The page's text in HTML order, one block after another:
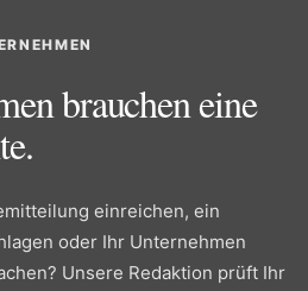
brauchen eine
einreichen, ein
oder Ihr Unternehmen
Unsere Redaktion prüft Ihr